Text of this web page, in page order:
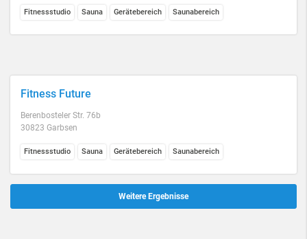
Fitnessstudio Sauna Gerätebereich Saunabereich
Fitness Future
Berenbosteler Str. 76b
30823 Garbsen
Fitnessstudio Sauna Gerätebereich Saunabereich
Weitere Ergebnisse